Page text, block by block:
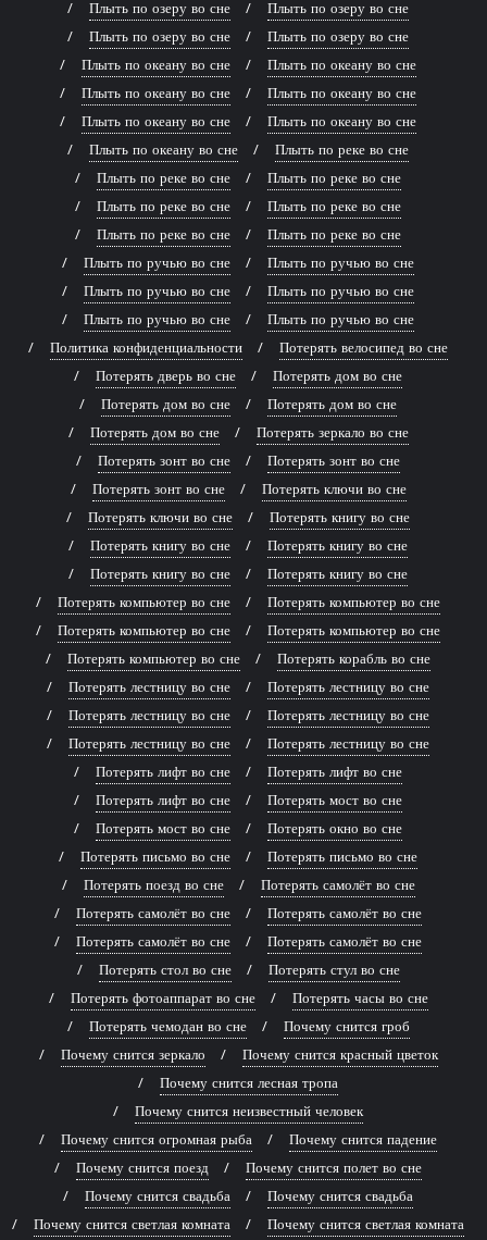
Плыть по озеру во сне
Плыть по озеру во сне
Плыть по озеру во сне
Плыть по озеру во сне
Плыть по океану во сне
Плыть по океану во сне
Плыть по океану во сне
Плыть по океану во сне
Плыть по океану во сне
Плыть по океану во сне
Плыть по океану во сне
Плыть по реке во сне
Плыть по реке во сне
Плыть по реке во сне
Плыть по реке во сне
Плыть по реке во сне
Плыть по реке во сне
Плыть по реке во сне
Плыть по ручью во сне
Плыть по ручью во сне
Плыть по ручью во сне
Плыть по ручью во сне
Плыть по ручью во сне
Плыть по ручью во сне
Политика конфиденциальности
Потерять велосипед во сне
Потерять дверь во сне
Потерять дом во сне
Потерять дом во сне
Потерять дом во сне
Потерять дом во сне
Потерять зеркало во сне
Потерять зонт во сне
Потерять зонт во сне
Потерять зонт во сне
Потерять ключи во сне
Потерять ключи во сне
Потерять книгу во сне
Потерять книгу во сне
Потерять книгу во сне
Потерять книгу во сне
Потерять книгу во сне
Потерять компьютер во сне
Потерять компьютер во сне
Потерять компьютер во сне
Потерять компьютер во сне
Потерять компьютер во сне
Потерять корабль во сне
Потерять лестницу во сне
Потерять лестницу во сне
Потерять лестницу во сне
Потерять лестницу во сне
Потерять лестницу во сне
Потерять лестницу во сне
Потерять лифт во сне
Потерять лифт во сне
Потерять лифт во сне
Потерять мост во сне
Потерять мост во сне
Потерять окно во сне
Потерять письмо во сне
Потерять письмо во сне
Потерять поезд во сне
Потерять самолёт во сне
Потерять самолёт во сне
Потерять самолёт во сне
Потерять самолёт во сне
Потерять самолёт во сне
Потерять стол во сне
Потерять стул во сне
Потерять фотоаппарат во сне
Потерять часы во сне
Потерять чемодан во сне
Почему снится гроб
Почему снится зеркало
Почему снится красный цветок
Почему снится лесная тропа
Почему снится неизвестный человек
Почему снится огромная рыба
Почему снится падение
Почему снится поезд
Почему снится полет во сне
Почему снится свадьба
Почему снится свадьба
Почему снится светлая комната
Почему снится светлая комната